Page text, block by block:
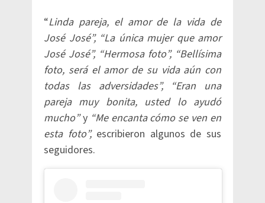
“Linda pareja, el amor de la vida de
José José”, “La única mujer que amor
José José”, “Hermosa foto”, “Bellísima
foto, será el amor de su vida aún con
todas las adversidades”, “Eran una
pareja muy bonita, usted lo ayudó
mucho”y “Me encanta cómo se ven en
esta foto”, escribieron algunos de sus
seguidores.